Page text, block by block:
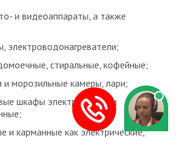
и видеоаппараты, а также
электроводонагреватели;
стиральные, кофейные;
и морозильные камеры, лари;
шкафы электрические и
и карманные как электрические,